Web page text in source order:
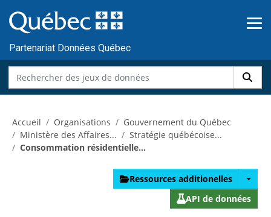
au
contenu
Partenariat Données Québec
Accueil Organisations
Gouvernement du Québec
Ministère des Affaires...
Stratégie québécoise...
Consommation résidentielle...
Ressources additionelles
API de données